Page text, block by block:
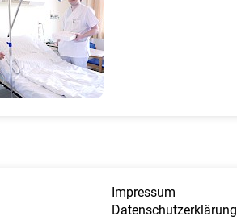
Impressum
Datenschutzerklärung